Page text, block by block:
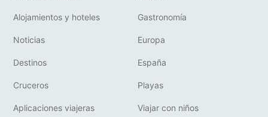
Alojamientos y hoteles Gastronomía
Noticias Europa
Destinos España
Cruceros Playas
Aplicaciones viajeras Viajar con niños